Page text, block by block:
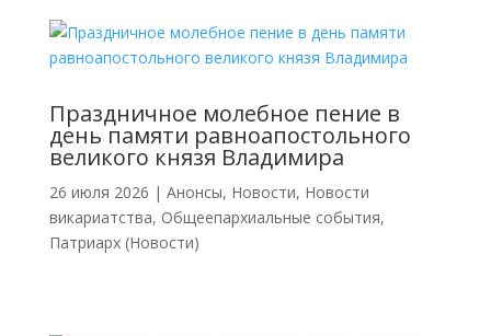
Праздничное молебное пение в
день памяти равноапостольного
великого князя Владимира
26 июля 2026 | Анонсы, Новости, Новости
викариатства, Общеепархиальные события,
Патриарх (Новости)